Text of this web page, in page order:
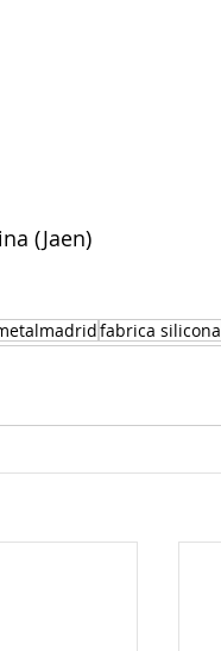
(Jaen)
fabrica silicona